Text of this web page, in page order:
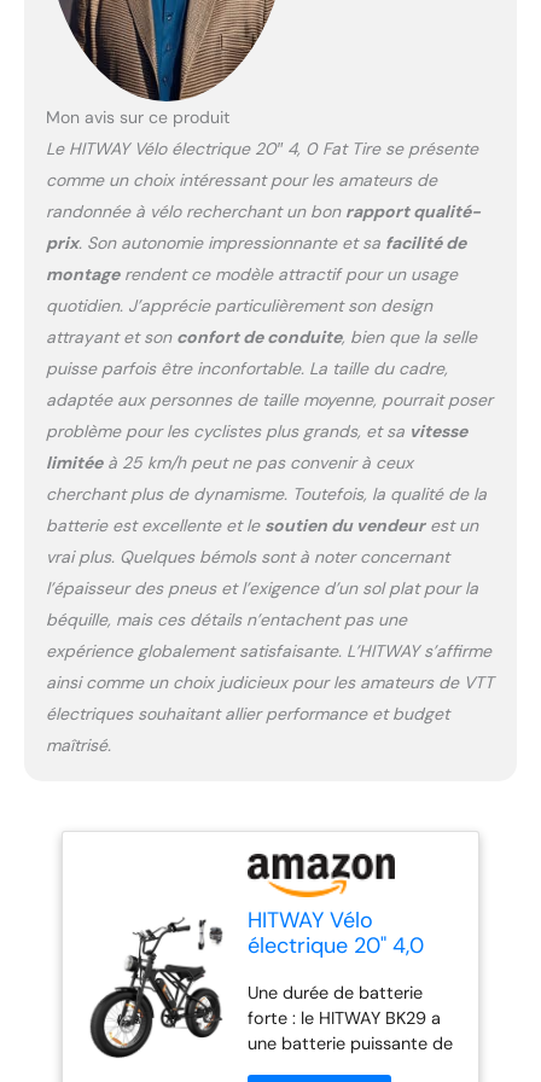
aventures en plein air, ce
vélo est le choix parfait.
Des pneus de qualité
qui résistent facilement
aux conditions routières
telles que les routes
urbaines, les montagnes,
est antidérapant,
résistant aux crevaisons
et peut également fournir
une absorption des chocs
supplémentaire. Vous
pouvez vous déplacer
librement et avoir une
expérience de conduite
plus confortable. Un
système d'entraînement
électrique HITWAY BK29
est équipé d'un moteur
sans balais puissant avec
une vitesse maximale de
toujours une puissance
forte pour votre
du plaisir de conduite.
Plusieurs modes de
conduite : 2 modes de
conduite + transmission 7
vitesse rapide, simple et
fiable rend la conduite
plus facile pour vous. En
outre, il dispose d'un
Mon avis sur ce produit
Le HITWAY Vélo électrique 20″ 4, 0 Fat Tire se présente
comme un choix intéressant pour les amateurs de
randonnée à vélo recherchant un bon rapport qualité-
prix. Son autonomie impressionnante et sa facilité de
montagerendent ce modèle attractif pour un usage
quotidien. J’apprécie particulièrement son design
attrayant et son confort de conduite, bien que la selle
puisse parfois être inconfortable. La taille du cadre,
adaptée aux personnes de taille moyenne, pourrait poser
problème pour les cyclistes plus grands, et sa vitesse
limitéeà 25 km/h peut ne pas convenir à ceux
cherchant plus de dynamisme. Toutefois, la qualité de la
batterie est excellente et le soutien du vendeurest un
vrai plus. Quelques bémols sont à noter concernant
l’épaisseur des pneus et l’exigence d’un sol plat pour la
béquille, mais ces détails n’entachent pas une
expérience globalement satisfaisante. L’HITWAY s’affirme
ainsi comme un choix judicieux pour les amateurs de VTT
électriques souhaitant allier performance et budget
maîtrisé.
HITWAY Vélo
électrique 20" 4,0
Électrique E-Bike
avec Batterie au
Lithium Amovible
48V15Ah/2 * 13Ah, 7
Une durée de batterie
forte : le HITWAY BK29 a
une batterie puissante de